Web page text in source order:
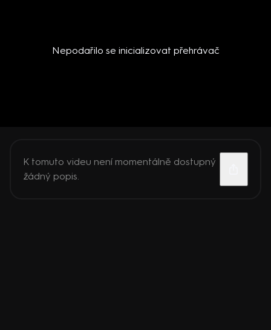
Nepodařilo se inicializovat přehrávač
K tomuto videu není momentálně dostupný
žádný popis.